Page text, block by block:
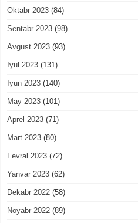
Oktabr 2023 (84)
Sentabr 2023 (98)
Avgust 2023 (93)
Iyul 2023 (131)
Iyun 2023 (140)
May 2023 (101)
Aprel 2023 (71)
Mart 2023 (80)
Fevral 2023 (72)
Yanvar 2023 (62)
Dekabr 2022 (58)
Noyabr 2022 (89)